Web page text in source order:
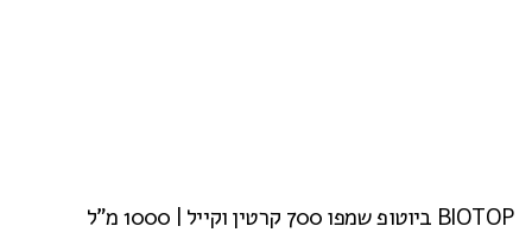
BIOTOP ביוטופ שמפו 700 קרטין וקייל | 1000 מ"ל